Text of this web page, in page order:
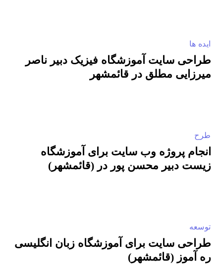
ایده ها
طراحی سایت آموزشگاه فیزیک دبیر ناصر
میرزایی مطلق در قائمشهر
طرح
انجام پروژه وب سایت برای آموزشگاه
زیست دبیر محسن پور در (قائمشهر)
توسعه
طراحی سایت برای آموزشگاه زبان انگلیسی
ره آموز (قائمشهر)